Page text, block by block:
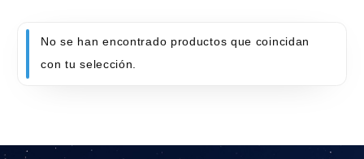
No se han encontrado productos que coincidan
con tu selección.